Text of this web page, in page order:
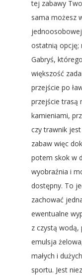
tej zabawy
sama możesz
ostatnią opcję;
Gabryś,
większość
przejście po
przejście trasą
kamieniami,
czy trawnik
zabaw więc
potem skok w
wyobraźnia i
dostępny. To
zachować
ewentualne
z czystą wodą,
emulsja
małych i
sportu. Jest